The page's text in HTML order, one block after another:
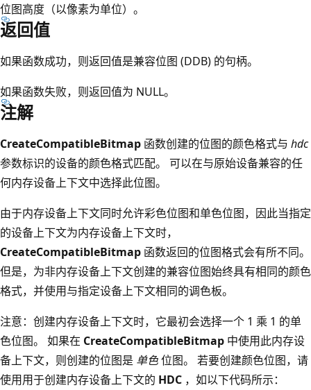
位图高度（以像素为单位）。
返回值
如果函数成功，则返回值是兼容位图 (DDB) 的句柄。
如果函数失败，则返回值为 NULL。
注解
CreateCompatibleBitmap 函数创建的位图的颜色格式与 hdc
参数标识的设备的颜色格式匹配。 可以在与原始设备兼容的任
何内存设备上下文中选择此位图。
由于内存设备上下文同时允许彩色位图和单色位图，因此当指定
的设备上下文为内存设备上下文时，
CreateCompatibleBitmap 函数返回的位图格式会有所不同。
但是，为非内存设备上下文创建的兼容位图始终具有相同的颜色
格式，并使用与指定设备上下文相同的调色板。
注意：创建内存设备上下文时，它最初会选择一个 1 乘 1 的单
色位图。 如果在 CreateCompatibleBitmap 中使用此内存设
备上下文，则创建的位图是 单色位图。 若要创建颜色位图，请
使用用于创建内存设备上下文的 HDC ，如以下代码所示：